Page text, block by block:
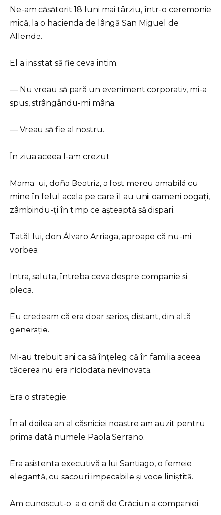
Ne-am căsătorit 18 luni mai târziu, într-o ceremonie
mică, la o hacienda de lângă San Miguel de
Allende.
El a insistat să fie ceva intim.
— Nu vreau să pară un eveniment corporativ, mi-a
spus, strângându-mi mâna.
— Vreau să fie al nostru.
În ziua aceea l-am crezut.
Mama lui, doña Beatriz, a fost mereu amabilă cu
mine în felul acela pe care îl au unii oameni bogați,
zâmbindu-ți în timp ce așteaptă să dispari.
Tatăl lui, don Álvaro Arriaga, aproape că nu-mi
vorbea.
Intra, saluta, întreba ceva despre companie și
pleca.
Eu credeam că era doar serios, distant, din altă
generație.
Mi-au trebuit ani ca să înțeleg că în familia aceea
tăcerea nu era niciodată nevinovată.
Era o strategie.
În al doilea an al căsniciei noastre am auzit pentru
prima dată numele Paola Serrano.
Era asistenta executivă a lui Santiago, o femeie
elegantă, cu sacouri impecabile și voce liniștită.
Am cunoscut-o la o cină de Crăciun a companiei.